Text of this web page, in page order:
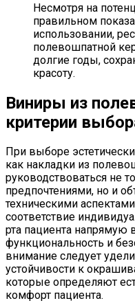
Несмотря на
правильном
использовании,
полевошпатной
долгие годы,
красоту.
Виниры из
критерии
При выборе
как накладки из
руководствоваться не
предпочтениями, но и
техническими
соответствие
рта пациента напрямую
функциональность и
внимание следует
устойчивости к
которые определяют
комфорт пациента.